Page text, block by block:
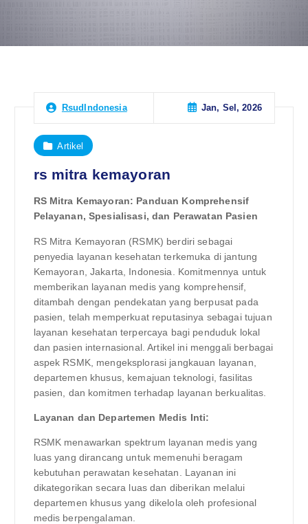
RsudIndonesia Jan, Sel, 2026
Artikel
rs mitra kemayoran
RS Mitra Kemayoran: Panduan Komprehensif
Pelayanan, Spesialisasi, dan Perawatan Pasien
RS Mitra Kemayoran (RSMK) berdiri sebagai
penyedia layanan kesehatan terkemuka di jantung
Kemayoran, Jakarta, Indonesia. Komitmennya untuk
memberikan layanan medis yang komprehensif,
ditambah dengan pendekatan yang berpusat pada
pasien, telah memperkuat reputasinya sebagai tujuan
layanan kesehatan terpercaya bagi penduduk lokal
dan pasien internasional. Artikel ini menggali berbagai
aspek RSMK, mengeksplorasi jangkauan layanan,
departemen khusus, kemajuan teknologi, fasilitas
pasien, dan komitmen terhadap layanan berkualitas.
Layanan dan Departemen Medis Inti:
RSMK menawarkan spektrum layanan medis yang
luas yang dirancang untuk memenuhi beragam
kebutuhan perawatan kesehatan. Layanan ini
dikategorikan secara luas dan diberikan melalui
departemen khusus yang dikelola oleh profesional
medis berpengalaman.